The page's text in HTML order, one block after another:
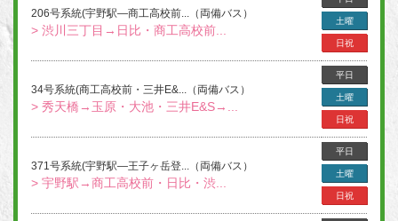
206号系統(宇野駅―商工高校前...（両備バス）
> 渋川三丁目→日比・商工高校前...
土曜
日祝
34号系統(商工高校前・三井E&...（両備バス）
> 秀天橋→玉原・大池・三井E&S→...
平日
土曜
日祝
371号系統(宇野駅―王子ヶ岳登...（両備バス）
> 宇野駅→商工高校前・日比・渋...
平日
土曜
日祝